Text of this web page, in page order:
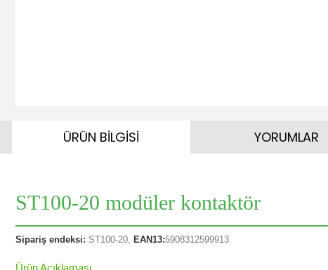
ÜRÜN BİLGİSİ
ST100-20 modüler kontaktör
Sipariş endeksi: ST100-20, EAN13:5908312599913
YORUMLAR